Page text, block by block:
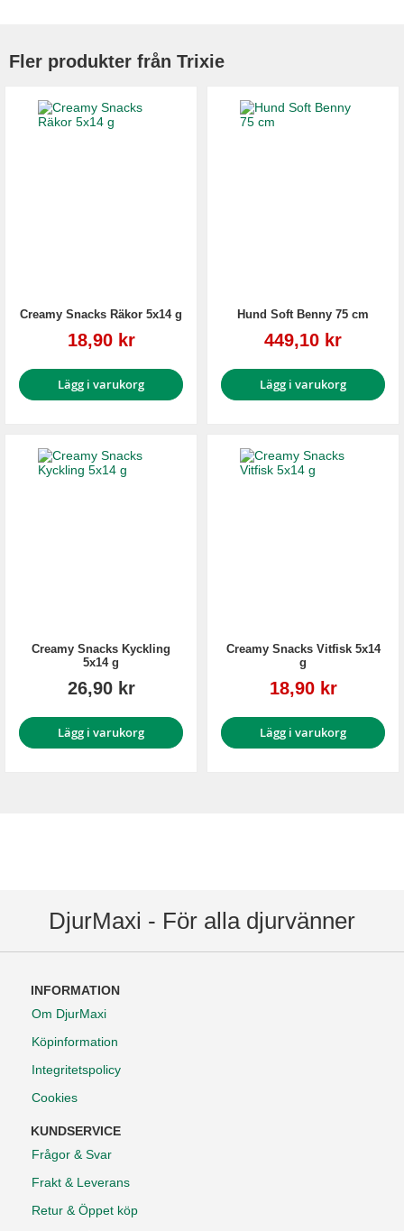
Fler produkter från Trixie
Creamy Snacks Räkor 5x14 g
Reapris
18,90 kr
Lägg i varukorg
Hund Soft Benny 75 cm
Reapris
449,10 kr
Lägg i varukorg
Creamy Snacks Kyckling
5x14 g
26,90 kr
Lägg i varukorg
Creamy Snacks Vitfisk 5x14
g
Reapris
18,90 kr
Lägg i varukorg
DjurMaxi - För alla djurvänner
INFORMATION
Om DjurMaxi
Köpinformation
Integritetspolicy
Cookies
KUNDSERVICE
Frågor & Svar
Frakt & Leverans
Retur & Öppet köp